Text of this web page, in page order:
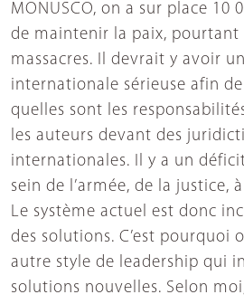
MONUSCO, on a sur place 10
de maintenir la paix, pourtant
massacres. Il devrait y avoir
internationale sérieuse afin
quelles sont les
les auteurs devant des
internationales. Il y a un
sein de l’armée, de la justice,
Le système actuel est donc
des solutions. C’est pourquoi
autre style de leadership qui
solutions nouvelles. Selon